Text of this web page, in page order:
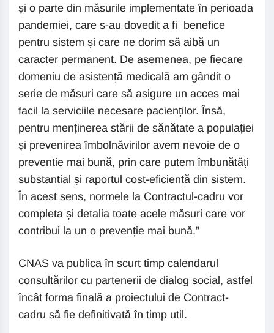
și o parte din măsurile implementate în perioada
pandemiei, care s-au dovedit a fi benefice
pentru sistem și care ne dorim să aibă un
caracter permanent. De asemenea, pe fiecare
domeniu de asistență medicală am gândit o
serie de măsuri care să asigure un acces mai
facil la serviciile necesare pacienților. Însă,
pentru menținerea stării de sănătate a populației
și prevenirea îmbolnăvirilor avem nevoie de o
prevenție mai bună, prin care putem îmbunătăți
substanțial și raportul cost-eficiență din sistem.
În acest sens, normele la Contractul-cadru vor
completa și detalia toate acele măsuri care vor
contribui la un o prevenție mai bună.”
CNAS va publica în scurt timp calendarul
consultărilor cu partenerii de dialog social, astfel
încât forma finală a proiectului de Contract-
cadru să fie definitivată în timp util.